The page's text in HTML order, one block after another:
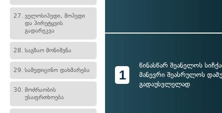
27. ველოსიპედი, მოპედი
და პირუტყვის
გადარეკვა
28. საგზაო მონიშვნა
29. სამედიცინო დახმარება
30. მოძრაობის
უსაფრთხოება
1
წინასწარ შეანელოს
მანევრი შეასრულოს
გადაუსვლელად